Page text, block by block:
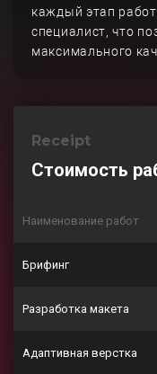
каждый этап
специалист, что
максимального
Receipt
Стоимость
Наименование работ
Брифинг
Разработка макета
Адаптивная верстка